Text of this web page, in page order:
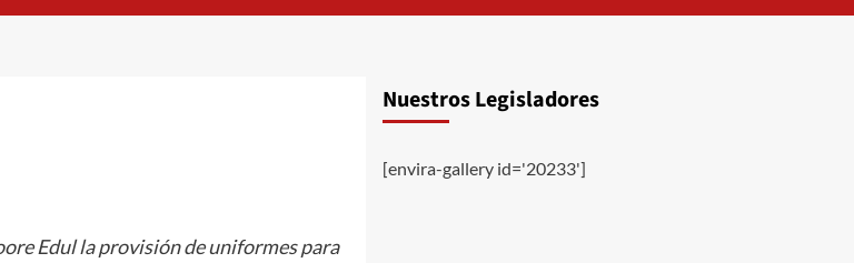
Edul la provisión de uniformes para
Nuestros Legisladores
[envira-gallery id='20233']